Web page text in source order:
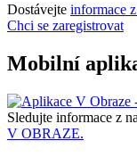
Dostávejte informace
Chci se zaregistrovat
Mobilní
Sledujte informace z
V OBRAZE.